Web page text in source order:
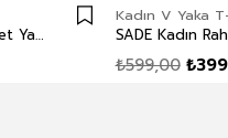
NEW Kadın Oversize Baskılı Bisiklet Yaka T-Shirt Beyaz
Kadın V Yaka
₺599,00